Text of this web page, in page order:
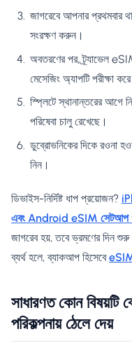
জাগরেবে আপনার প্রথমবার
সংরক্ষণ করুন।
অবতরণের পর, ট্র্যাভেল
মেসেজিং অ্যাপটি পরীক্ষা
স্প্লিটে স্থানান্তরের আগে
পরিষেবা চালু রেখেছে।
ডুব্রোভনিকের দিকে রওনা
নিন।
ডিভাইস-নির্দিষ্ট ধাপ প্রয়োজন?
এবং Android eSIM সেটআপ
জাগরেব হয়, তবে ভ্রমণের দিন
ব্যর্থ হলে, ব্যাকআপ হিসেবেeSIM
সাধারণত কোন বিষয়টি
পরিকল্পনায় ঠেলে দেয়